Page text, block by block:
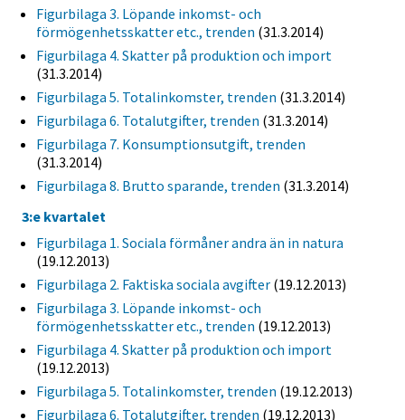
Figurbilaga 3. Löpande inkomst- och
förmögenhetsskatter etc., trenden (31.3.2014)
Figurbilaga 4. Skatter på produktion och import
(31.3.2014)
Figurbilaga 5. Totalinkomster, trenden (31.3.2014)
Figurbilaga 6. Totalutgifter, trenden (31.3.2014)
Figurbilaga 7. Konsumptionsutgift, trenden
(31.3.2014)
Figurbilaga 8. Brutto sparande, trenden (31.3.2014)
3:e kvartalet
Figurbilaga 1. Sociala förmåner andra än in natura
(19.12.2013)
Figurbilaga 2. Faktiska sociala avgifter (19.12.2013)
Figurbilaga 3. Löpande inkomst- och
förmögenhetsskatter etc., trenden (19.12.2013)
Figurbilaga 4. Skatter på produktion och import
(19.12.2013)
Figurbilaga 5. Totalinkomster, trenden (19.12.2013)
Figurbilaga 6. Totalutgifter, trenden (19.12.2013)